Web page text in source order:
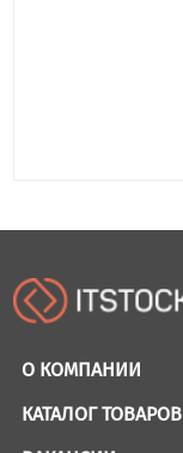
О КОМПАНИИ
КАТАЛОГ ТОВАРОВ